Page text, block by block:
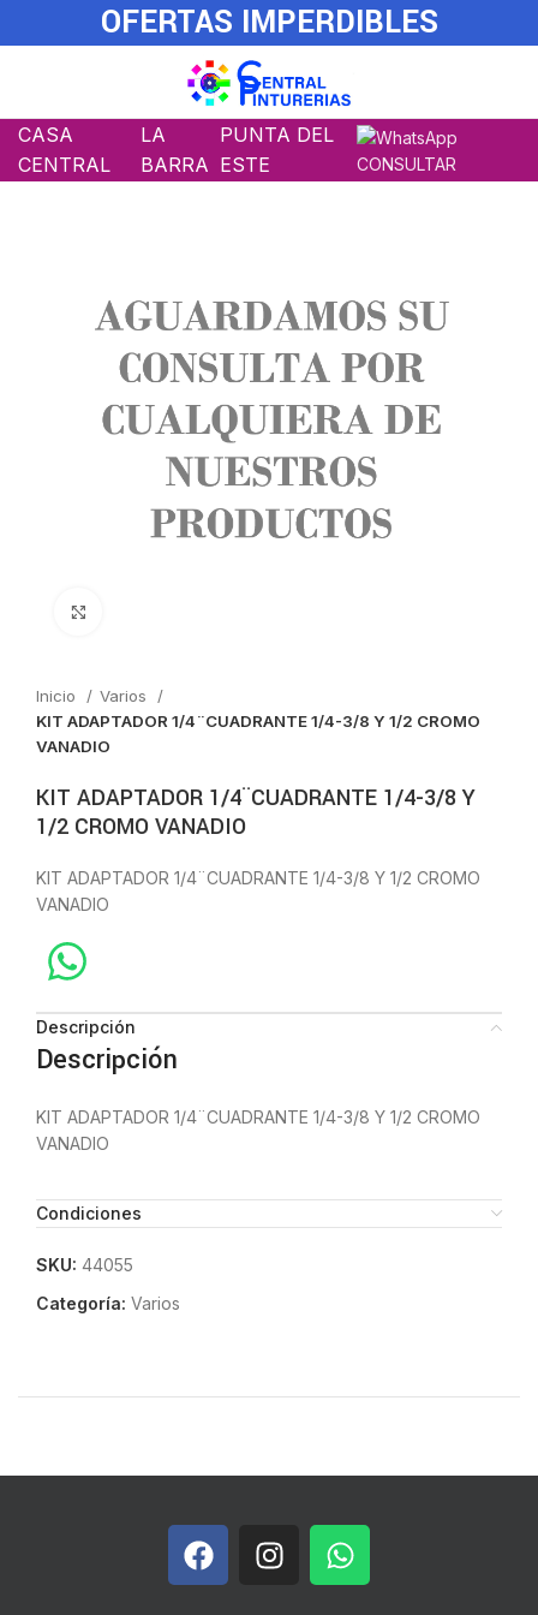
OFERTAS IMPERDIBLES
CASA
CENTRAL
LA
BARRA
PUNTA DEL
ESTE
CONSULTAR
Inicio
Varios
KIT ADAPTADOR 1/4¨CUADRANTE 1/4-3/8 Y 1/2 CROMO
VANADIO
KIT ADAPTADOR 1/4¨CUADRANTE 1/4-3/8 Y
1/2 CROMO VANADIO
KIT ADAPTADOR 1/4¨CUADRANTE 1/4-3/8 Y 1/2 CROMO
VANADIO
Descripción
Descripción
KIT ADAPTADOR 1/4¨CUADRANTE 1/4-3/8 Y 1/2 CROMO
VANADIO
Condiciones
SKU: 44055
Categoría: Varios